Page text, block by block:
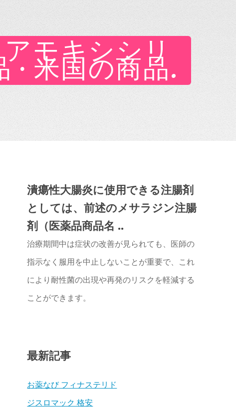
モキシシリ
· 米国の商品.
潰瘍性大腸炎に使用できる注腸剤
としては、前述のメサラジン注腸
剤（医薬品商品名 ..
治療期間中は症状の改善が見られても、医師の
指示なく服用を中止しないことが重要で、これ
により耐性菌の出現や再発のリスクを軽減する
ことができます。
最新記事
お薬なび フィナステリド
ジスロマック 格安